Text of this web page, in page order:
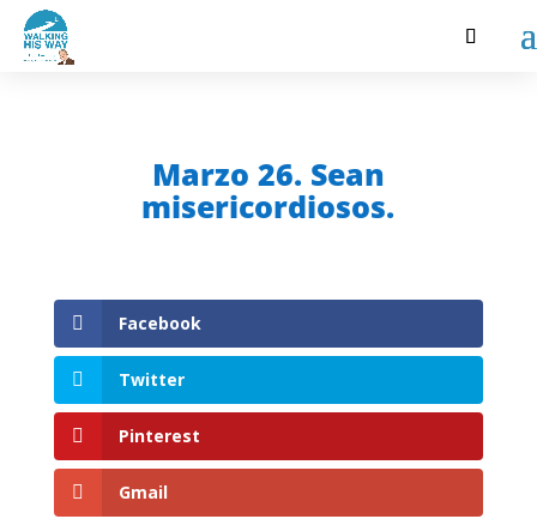
Marzo 26. Sean
misericordiosos.
Facebook
Twitter
Pinterest
Gmail